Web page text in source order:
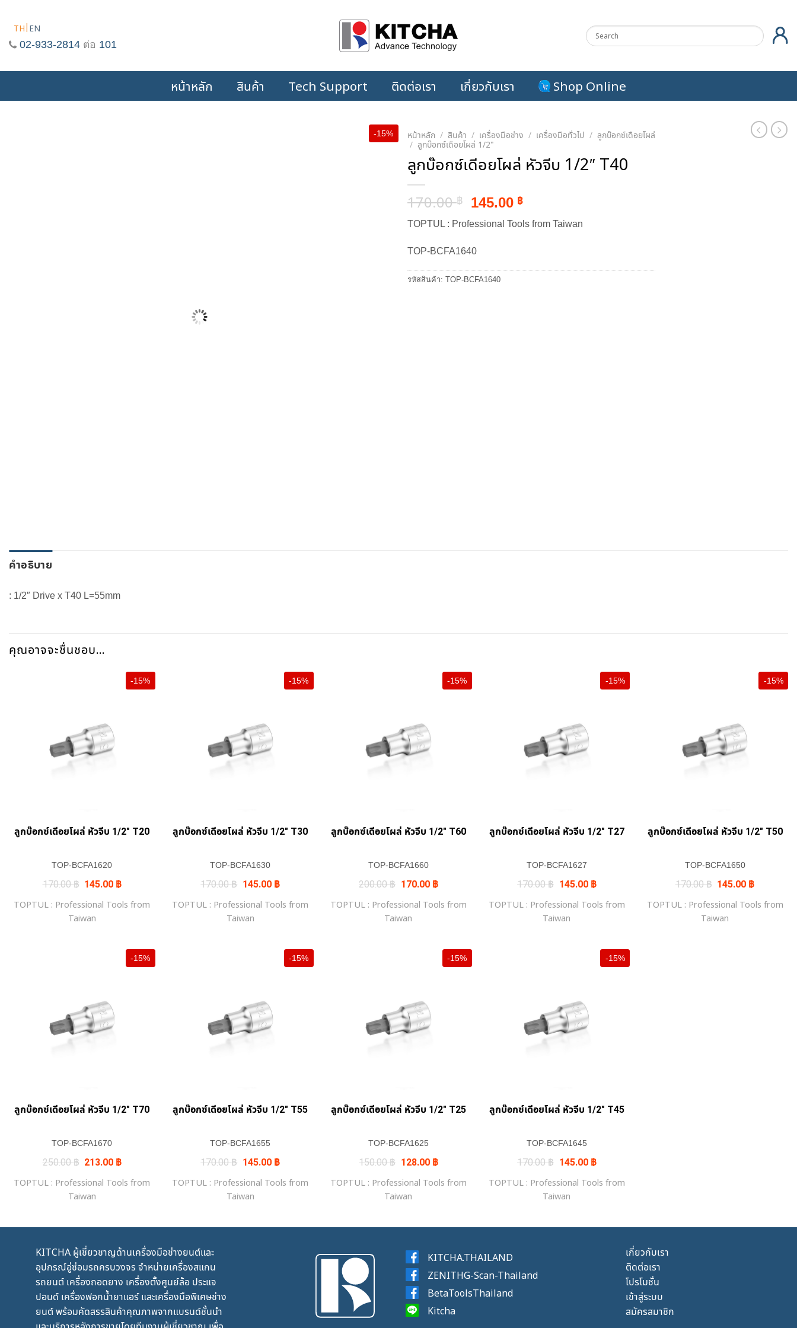
TH EN
02-933-2814 ต่อ 101
หน้าหลัก สินค้า Tech Support ติดต่อเรา เกี่ยวกับเรา Shop Online
-15% หน้าหลัก / สินค้า / เครื่องมือช่าง / เครื่องมือทั่วไป / ลูกบ๊อกซ์เดือยโผล่
/ ลูกบ๊อกซ์เดือยโผล่ 1/2"
ลูกบ๊อกซ์เดีอยโผล่ หัวจีบ 1/2″ T40
170.00฿ Original
price
was:
170.00 ฿.
145.00 ฿Current
price
is:
TOPTUL : Professional Tools from Taiwan
TOP-BCFA1640
รหัสสินค้า: TOP-BCFA1640
คำอธิบาย
: 1/2″ Drive x T40 L=55mm
คุณอาจจะชื่นชอบ…
-15%
ลูกบ๊อกซ์เดีอยโผล่ หัวจีบ 1/2″ T20
TOP-BCFA1620
170.00฿ Original
price
was:
170.00 ฿.
145.00 ฿Current
is:
145.00 ฿.
TOPTUL : Professional Tools from
Taiwan
-15%
ลูกบ๊อกซ์เดีอยโผล่ หัวจีบ 1/2″ T30
TOP-BCFA1630
170.00฿ Original
price
was:
170.00 ฿.
145.00 ฿Current
is:
145.00 ฿.
TOPTUL : Professional Tools from
Taiwan
-15%
ลูกบ๊อกซ์เดีอยโผล่ หัวจีบ 1/2″ T60
TOP-BCFA1660
200.00฿ Original
price
was:
200.00 ฿.
170.00 ฿Current
is:
170.00 ฿.
TOPTUL : Professional Tools from
Taiwan
-15%
ลูกบ๊อกซ์เดีอยโผล่ หัวจีบ 1/2″ T27
TOP-BCFA1627
170.00฿ Original
price
was:
170.00 ฿.
145.00 ฿Current
is:
145.00 ฿.
TOPTUL : Professional Tools from
Taiwan
-15%
ลูกบ๊อกซ์เดีอยโผล่ หัวจีบ 1/2″ T50
TOP-BCFA1650
170.00฿ Original
price
was:
170.00 ฿.
145.00 ฿Current
is:
145.00 ฿.
TOPTUL : Professional Tools from
Taiwan
-15%
ลูกบ๊อกซ์เดีอยโผล่ หัวจีบ 1/2″ T70
TOP-BCFA1670
250.00฿ Original
price
was:
250.00 ฿.
213.00 ฿Current
is:
213.00 ฿.
TOPTUL : Professional Tools from
Taiwan
-15%
ลูกบ๊อกซ์เดีอยโผล่ หัวจีบ 1/2″ T55
TOP-BCFA1655
170.00฿ Original
price
was:
170.00 ฿.
145.00 ฿Current
is:
145.00 ฿.
TOPTUL : Professional Tools from
Taiwan
-15%
ลูกบ๊อกซ์เดีอยโผล่ หัวจีบ 1/2″ T25
TOP-BCFA1625
150.00฿ Original
price
was:
150.00 ฿.
128.00 ฿Current
is:
128.00 ฿.
TOPTUL : Professional Tools from
Taiwan
-15%
ลูกบ๊อกซ์เดีอยโผล่ หัวจีบ 1/2″ T45
TOP-BCFA1645
170.00฿ Original
price
was:
170.00 ฿.
145.00 ฿Current
is:
145.00 ฿.
TOPTUL : Professional Tools from
Taiwan
KITCHA ผู้เชี่ยวชาญด้านเครื่องมือช่างยนต์และ
อุปกรณ์อู่ซ่อมรถครบวงจร จำหน่ายเครื่องสแกน
รถยนต์ เครื่องถอดยาง เครื่องตั้งศูนย์ล้อ ประแจ
ปอนด์ เครื่องฟอกน้ำยาแอร์ และเครื่องมือพิเศษช่าง
ยนต์ พร้อมคัดสรรสินค้าคุณภาพจากแบรนด์ชั้นนำ
KITCHA.THAILAND
ZENITHG-Scan-Thailand
BetaToolsThailand
Kitcha
เกี่ยวกับเรา
ติดต่อเรา
โปรโมชั่น
เข้าสู่ระบบ
สมัครสมาชิก